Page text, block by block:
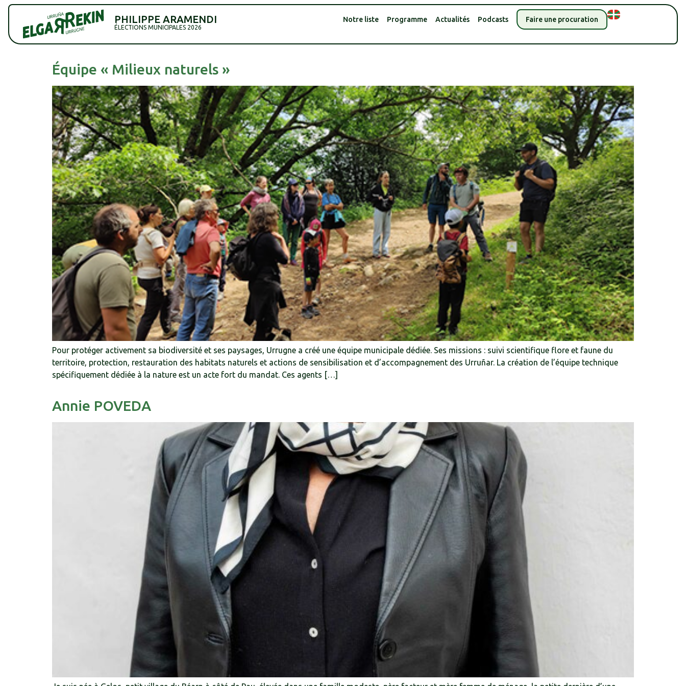
PHILIPPE ARAMENDI
ÉLECTIONS MUNICIPALES 2026
Notre liste Programme Actualités Podcasts Faire une procuration
Équipe « Milieux naturels »
Pour protéger activement sa biodiversité et ses paysages, Urrugne a créé une équipe municipale dédiée. Ses missions : suivi scientifique flore et faune du
territoire, protection, restauration des habitats naturels et actions de sensibilisation et d’accompagnement des Urruñar. La création de l’équipe technique
spécifiquement dédiée à la nature est un acte fort du mandat. Ces agents […]
Annie POVEDA